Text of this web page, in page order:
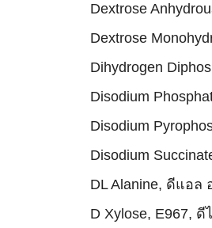
Dextrose
Dextrose
Dihydrogen
Disodium
Disodium
Disodium
DL Alanine, ดีแอล
D Xylose, E967, ดี